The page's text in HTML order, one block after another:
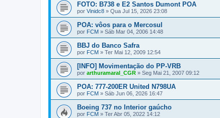
FOTO: B738 e E2 Santos Dumont POA
por Vinidc8 » Qua Jul 15, 2026 23:08
POA: vôos para o Mercosul
por FCM » Sáb Mar 04, 2006 14:48
BBJ do Banco Safra
por FCM » Ter Mai 12, 2009 12:54
[INFO] Movimentação do PP-VRB
por arthuramaral_CGR » Seg Mai 21, 2007 09:12
POA: 777-200ER United N798UA
por FCM » Sáb Jun 06, 2026 16:47
Boeing 737 no Interior gaúcho
por FCM » Ter Abr 05, 2022 14:12